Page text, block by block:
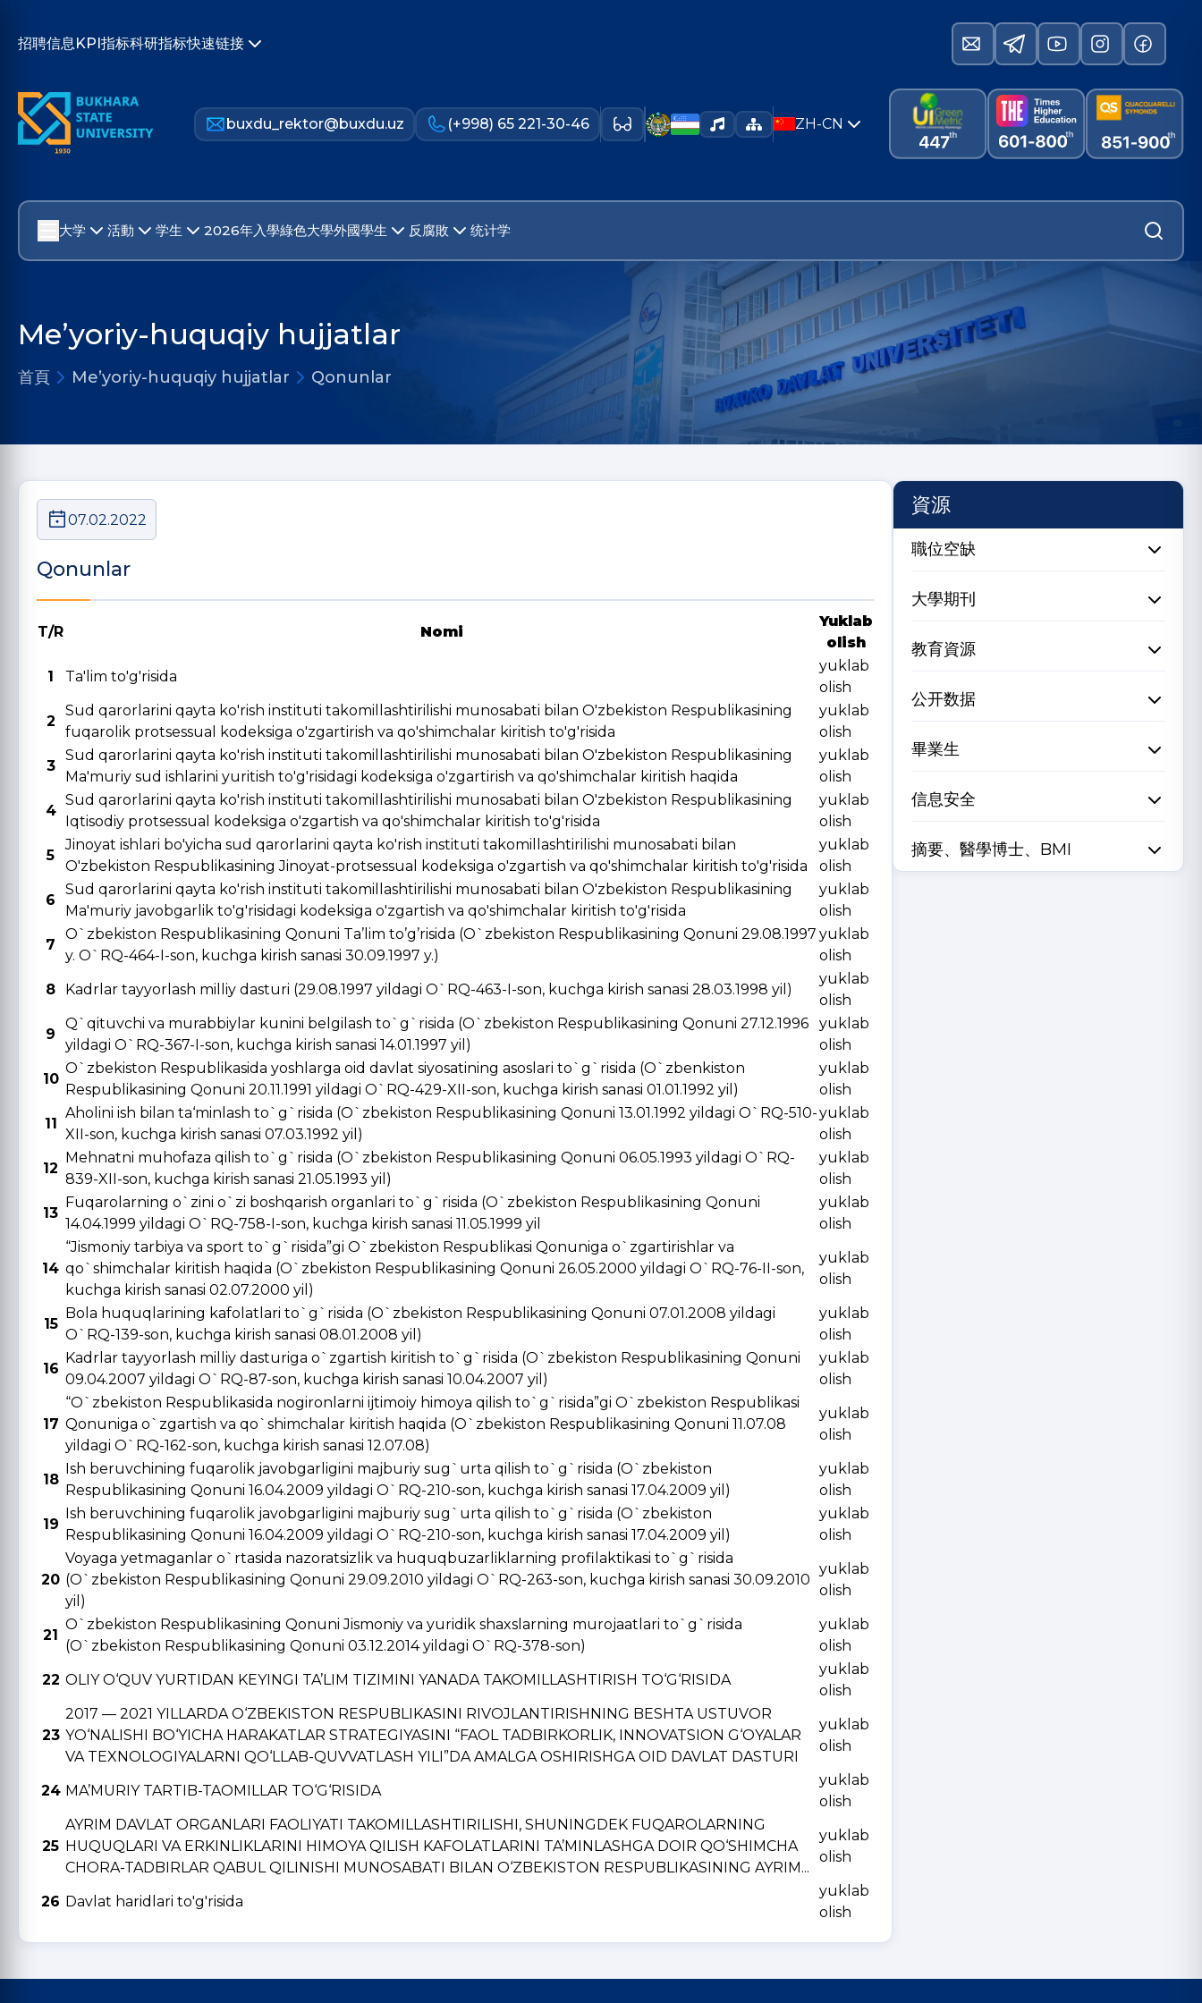
招聘信息KPI指标科研指标快速链接
buxdu_rektor@buxdu.uz (+998) 65 221-30-46 ZH-CN
大学 活動 学生 2026年入學綠色大學外國學生 反腐敗 统计学
Me’yoriy-huquqiy hujjatlar
首頁 Me’yoriy-huquqiy hujjatlar Qonunlar
07.02.2022
Qonunlar
T/R Nomi
Yuklab
olish
1
Ta'lim to'g'risida
yuklab
olish
2
Sud qarorlarini qayta ko'rish instituti takomillashtirilishi munosabati bilan O'zbekiston Respublikasining
fuqarolik protsessual kodeksiga o'zgartirish va qo'shimchalar kiritish to'g'risida
yuklab
olish
3
Sud qarorlarini qayta ko'rish instituti takomillashtirilishi munosabati bilan O'zbekiston Respublikasining
Ma'muriy sud ishlarini yuritish to'g'risidagi kodeksiga o'zgartirish va qo'shimchalar kiritish haqida
yuklab
olish
4
Sud qarorlarini qayta ko'rish instituti takomillashtirilishi munosabati bilan O'zbekiston Respublikasining
Iqtisodiy protsessual kodeksiga o'zgartish va qo'shimchalar kiritish to'g'risida
yuklab
olish
5
Jinoyat ishlari bo'yicha sud qarorlarini qayta ko'rish instituti takomillashtirilishi munosabati bilan
O'zbekiston Respublikasining Jinoyat-protsessual kodeksiga o'zgartish va qo'shimchalar kiritish to'g'risida
yuklab
olish
6
Sud qarorlarini qayta ko'rish instituti takomillashtirilishi munosabati bilan O'zbekiston Respublikasining
Ma'muriy javobgarlik to'g'risidagi kodeksiga o'zgartish va qo'shimchalar kiritish to'g'risida
yuklab
olish
7
O`zbekiston Respublikasining Qonuni Ta’lim to’g’risida (O`zbekiston Respublikasining Qonuni 29.08.1997
y. O`RQ-464-I-son, kuchga kirish sanasi 30.09.1997 y.)
yuklab
olish
8
Kadrlar tayyorlash milliy dasturi (29.08.1997 yildagi O`RQ-463-I-son, kuchga kirish sanasi 28.03.1998 yil)
yuklab
olish
9
Q`qituvchi va murabbiylar kunini belgilash to`g`risida (O`zbekiston Respublikasining Qonuni 27.12.1996
yildagi O`RQ-367-I-son, kuchga kirish sanasi 14.01.1997 yil)
yuklab
olish
10
O`zbekiston Respublikasida yoshlarga oid davlat siyosatining asoslari to`g`risida (O`zbenkiston
Respublikasining Qonuni 20.11.1991 yildagi O`RQ-429-XII-son, kuchga kirish sanasi 01.01.1992 yil)
yuklab
olish
11
Aholini ish bilan ta‘minlash to`g`risida (O`zbekiston Respublikasining Qonuni 13.01.1992 yildagi O`RQ-510-
XII-son, kuchga kirish sanasi 07.03.1992 yil)
yuklab
olish
12
Mehnatni muhofaza qilish to`g`risida (O`zbekiston Respublikasining Qonuni 06.05.1993 yildagi O`RQ-
839-XII-son, kuchga kirish sanasi 21.05.1993 yil)
yuklab
olish
13
Fuqarolarning o`zini o`zi boshqarish organlari to`g`risida (O`zbekiston Respublikasining Qonuni
14.04.1999 yildagi O`RQ-758-I-son, kuchga kirish sanasi 11.05.1999 yil
yuklab
olish
14
“Jismoniy tarbiya va sport to`g`risida”gi O`zbekiston Respublikasi Qonuniga o`zgartirishlar va
qo`shimchalar kiritish haqida (O`zbekiston Respublikasining Qonuni 26.05.2000 yildagi O`RQ-76-II-son,
kuchga kirish sanasi 02.07.2000 yil)
yuklab
olish
15
Bola huquqlarining kafolatlari to`g`risida (O`zbekiston Respublikasining Qonuni 07.01.2008 yildagi
O`RQ-139-son, kuchga kirish sanasi 08.01.2008 yil)
yuklab
olish
16
Kadrlar tayyorlash milliy dasturiga o`zgartish kiritish to`g`risida (O`zbekiston Respublikasining Qonuni
09.04.2007 yildagi O`RQ-87-son, kuchga kirish sanasi 10.04.2007 yil)
yuklab
olish
17
“O`zbekiston Respublikasida nogironlarni ijtimoiy himoya qilish to`g`risida”gi O`zbekiston Respublikasi
Qonuniga o`zgartish va qo`shimchalar kiritish haqida (O`zbekiston Respublikasining Qonuni 11.07.08
yildagi O`RQ-162-son, kuchga kirish sanasi 12.07.08)
yuklab
olish
18
Ish beruvchining fuqarolik javobgarligini majburiy sug`urta qilish to`g`risida (O`zbekiston
Respublikasining Qonuni 16.04.2009 yildagi O`RQ-210-son, kuchga kirish sanasi 17.04.2009 yil)
yuklab
olish
19
Ish beruvchining fuqarolik javobgarligini majburiy sug`urta qilish to`g`risida (O`zbekiston
Respublikasining Qonuni 16.04.2009 yildagi O`RQ-210-son, kuchga kirish sanasi 17.04.2009 yil)
yuklab
olish
20
Voyaga yetmaganlar o`rtasida nazoratsizlik va huquqbuzarliklarning profilaktikasi to`g`risida
(O`zbekiston Respublikasining Qonuni 29.09.2010 yildagi O`RQ-263-son, kuchga kirish sanasi 30.09.2010
yil)
yuklab
olish
21
O`zbekiston Respublikasining Qonuni Jismoniy va yuridik shaxslarning murojaatlari to`g`risida
(O`zbekiston Respublikasining Qonuni 03.12.2014 yildagi O`RQ-378-son)
yuklab
olish
22 OLIY O‘QUV YURTIDAN KЕYINGI TA’LIM TIZIMINI YANADA TAKOMILLASHTIRISH TO‘G‘RISIDA
yuklab
olish
23
2017 — 2021 YILLARDA O‘ZBЕKISTON RЕSPUBLIKASINI RIVOJLANTIRISHNING BЕSHTA USTUVOR
YO‘NALISHI BO‘YICHA HARAKATLAR STRATЕGIYASINI “FAOL TADBIRKORLIK, INNOVATSION G‘OYALAR
VA TЕXNOLOGIYALARNI QO‘LLAB-QUVVATLASH YILI”DA AMALGA OSHIRISHGA OID DAVLAT DASTURI
yuklab
olish
24 MA’MURIY TARTIB-TAOMILLAR TO‘G‘RISIDA
yuklab
olish
25
AYRIM DAVLAT ORGANLARI FAOLIYATI TAKOMILLASHTIRILISHI, SHUNINGDЕK FUQAROLARNING
HUQUQLARI VA ERKINLIKLARINI HIMOYA QILISH KAFOLATLARINI TA’MINLASHGA DOIR QO‘SHIMCHA
CHORA-TADBIRLAR QABUL QILINISHI MUNOSABATI BILAN O‘ZBЕKISTON RЕSPUBLIKASINING AYRIM...
yuklab
olish
26 Davlat haridlari to'g'risida
yuklab
olish
資源
職位空缺
大學期刊
教育資源
公开数据
畢業生
信息安全
摘要、醫學博士、BMI